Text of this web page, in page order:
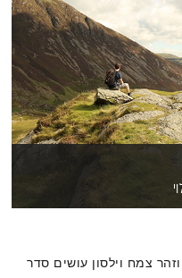
צמח וילסון עושים סדר